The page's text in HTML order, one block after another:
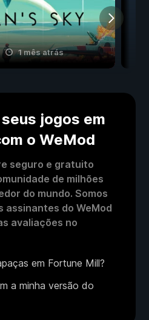
1 mês atrás
jogos em
o WeMod
seguro e gratuito
de milhões
do mundo. Somos
assinantes do WeMod
avaliações no
em Fortune Mill?
a minha versão do